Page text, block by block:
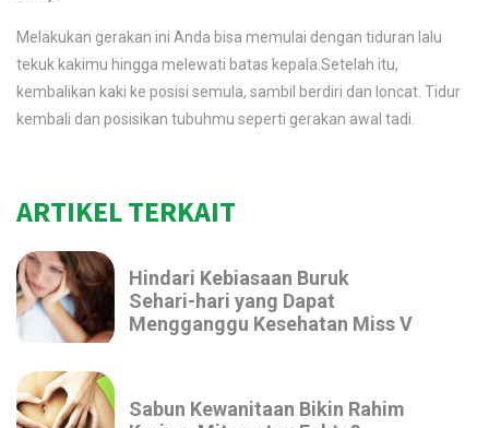
Melakukan gerakan ini Anda bisa memulai dengan tiduran lalu
tekuk kakimu hingga melewati batas kepala.Setelah itu,
kembalikan kaki ke posisi semula, sambil berdiri dan loncat. Tidur
kembali dan posisikan tubuhmu seperti gerakan awal tadi.
ARTIKEL TERKAIT
Hindari Kebiasaan Buruk
Sehari-hari yang Dapat
Mengganggu Kesehatan Miss V
Sabun Kewanitaan Bikin Rahim